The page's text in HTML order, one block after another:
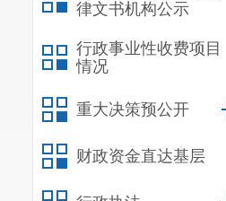
律文书机构公示
行政事业性收费项目
情况
重大决策预公开
财政资金直达基层